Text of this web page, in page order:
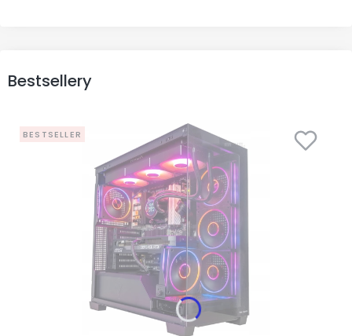
Bestsellery
BESTSELLER